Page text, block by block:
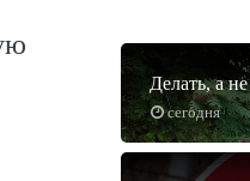
сегодня
Делать, а